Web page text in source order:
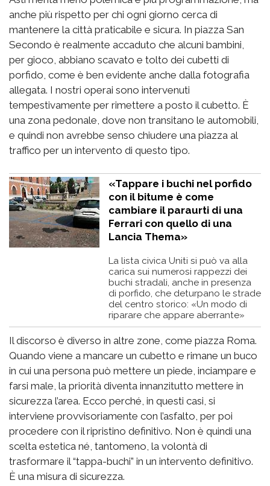
anche più rispetto per chi ogni giorno cerca di
mantenere la città praticabile e sicura. In piazza San
Secondo è realmente accaduto che alcuni bambini,
per gioco, abbiano scavato e tolto dei cubetti di
porfido, come è ben evidente anche dalla fotografia
allegata. I nostri operai sono intervenuti
tempestivamente per rimettere a posto il cubetto. È
una zona pedonale, dove non transitano le automobili,
e quindi non avrebbe senso chiudere una piazza al
traffico per un intervento di questo tipo.
«Tappare i buchi nel porfido
con il bitume è come
cambiare il paraurti di una
Ferrari con quello di una
Lancia Thema»
La lista civica Uniti si può va alla
carica sui numerosi rappezzi dei
buchi stradali, anche in presenza
di porfido, che deturpano le strade
del centro storico: «Un modo di
riparare che appare aberrante»
Il discorso è diverso in altre zone, come piazza Roma.
Quando viene a mancare un cubetto e rimane un buco
in cui una persona può mettere un piede, inciampare e
farsi male, la priorità diventa innanzitutto mettere in
sicurezza l’area. Ecco perché, in questi casi, si
interviene provvisoriamente con l’asfalto, per poi
procedere con il ripristino definitivo. Non è quindi una
scelta estetica né, tantomeno, la volontà di
trasformare il “tappa-buchi” in un intervento definitivo.
È una misura di sicurezza.